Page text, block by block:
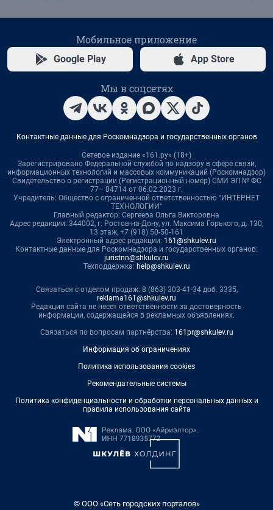
Мобильное приложение
Google Play App Store
Мы в соцсетях
Контактные данные для Роскомнадзора и государственных органов
Сетевое издание «161.ру» (18+)
Зарегистрировано Федеральной службой по надзору в сфере связи,
информационных технологий и массовых коммуникаций (Роскомнадзор)
Свидетельство о регистрации (Регистрационный номер) СМИ ЭЛ № ФС
77– 84714 от 06.02.2023 г.
Учредитель: Общество с ограниченной ответственностью "ИНТЕРНЕТ
ТЕХНОЛОГИИ"
Главный редактор: Сергеева Ольга Викторовна
Адрес редакции: 344002, г. Ростов-на-Дону, ул. Максима Горького, д. 130,
13 этаж, +7 (918) 50-50-161
Электронный адрес редакции: 161@shkulev.ru
Контактные данные для Роскомнадзора и государственных органов:
juristnn@shkulev.ru
Техподдержка: help@shkulev.ru
Связаться с отделом продаж: 8 (863) 303-41-34 доб. 3335,
reklama161@shkulev.ru
Редакция сайта не несет ответственности за достоверность
информации, содержащейся в рекламных объявлениях.
Связаться по вопросам партнёрства: 161pr@shkulev.ru
Информация об ограничениях
Политика использования cookies
Рекомендательные системы
Политика конфиденциальности и обработки персональных данных и
правила использования сайта
© ООО «Сеть городских порталов»